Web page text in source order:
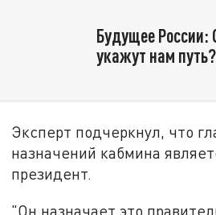
Будущее России:
укажут нам путь?
Эксперт подчеркнул, что
назначений кабмина
президент.
"Он назначает это